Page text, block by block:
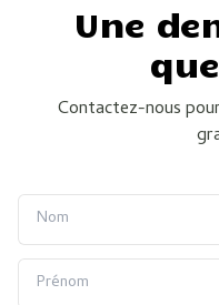
Une
Contactez-nous